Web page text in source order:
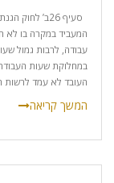
סעיף 26ב’
המעביד במקרה בו לא
עבודה, לרבות גמול
במחלוקת שעות
העובד לא עמד לרשות